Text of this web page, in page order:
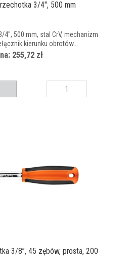
3/4", 500 mm
4", 500 mm, stal CrV, mechanizm
kierunku obrotów...
255,72 zł
3/8’’, 45 zębów, prosta, 200